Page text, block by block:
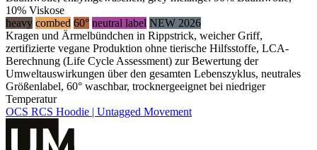
10% Viskose
heavy combed 60° neutral label NEW 2026
Kragen und Ärmelbündchen in Rippstrick, weicher Griff,
zertifizierte vegane Produktion ohne tierische Hilfsstoffe, LCA-
Berechnung (Life Cycle Assessment) zur Bewertung der
Umweltauswirkungen über den gesamten Lebenszyklus, neutrales
Größenlabel, 60° waschbar, trocknergeeignet bei niedriger
Temperatur
OCS RCS Hoodie | Untagged Movement